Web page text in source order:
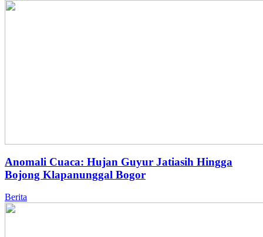
Anomali Cuaca: Hujan Guyur Jatiasih Hingga
Bojong Klapanunggal Bogor
Berita